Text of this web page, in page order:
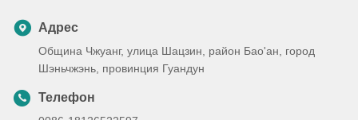
Адрес
Община Чжуанг, улица Шацзин, район Бао'ан, город
Шэньчжэнь, провинция Гуандун
Телефон